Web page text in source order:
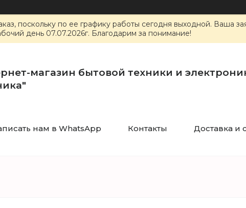
поскольку по ее графику работы сегодня выходной. Ваша
день 07.07.2026г. Благодарим за понимание!
магазин бытовой техники и
нам в WhatsApp Контакты Доставка и